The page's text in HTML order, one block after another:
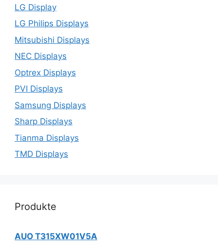
LG Display
LG Philips Displays
Mitsubishi Displays
NEC Displays
Optrex Displays
PVI Displays
Samsung Displays
Sharp Displays
Tianma Displays
TMD Displays
Produkte
AUO T315XW01V5A